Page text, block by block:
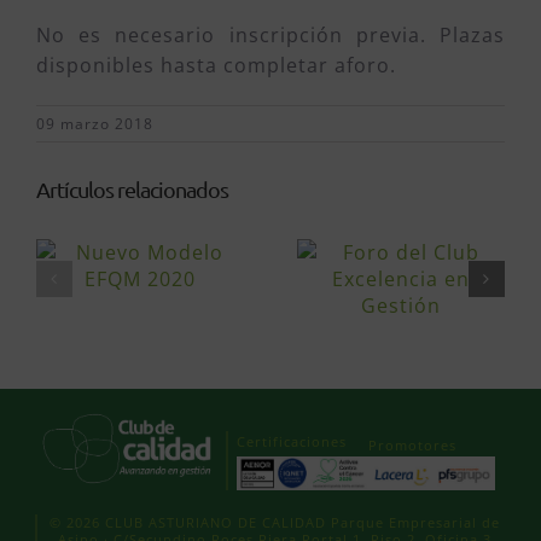
No es necesario inscripción previa. Plazas
disponibles hasta completar aforo.
09 marzo 2018
Artículos relacionados
Certificaciones Promotores
© 2026 CLUB ASTURIANO DE CALIDAD Parque Empresarial de